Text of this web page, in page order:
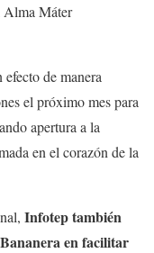
Alma Máter
de manera
el próximo mes para
apertura a la
en el corazón de la
Infotep también
en facilitar